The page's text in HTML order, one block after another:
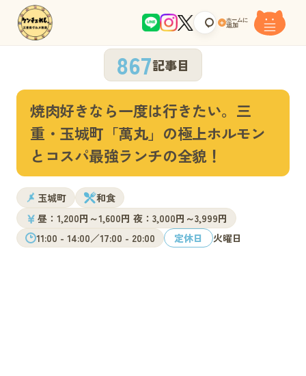
+ ホームに
追加
867記事目
焼肉好きなら一度は行きたい。三
重・玉城町「萬丸」の極上ホルモン
とコスパ最強ランチの全貌！
玉城町 和食
￥ 昼：1,200円～1,600円 夜：3,000円～3,999円
11:00 - 14:00／17:00 - 20:00
定休日 火曜日